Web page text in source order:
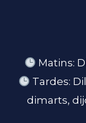
Matins:
Tardes:
dimarts,